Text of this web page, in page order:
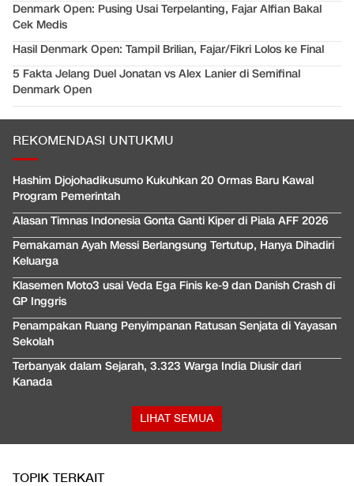
Denmark Open: Pusing Usai Terpelanting, Fajar Alfian Bakal
Cek Medis
Hasil Denmark Open: Tampil Brilian, Fajar/Fikri Lolos ke Final
5 Fakta Jelang Duel Jonatan vs Alex Lanier di Semifinal
Denmark Open
REKOMENDASI UNTUKMU
Hashim Djojohadikusumo Kukuhkan 20 Ormas Baru Kawal
Program Pemerintah
Alasan Timnas Indonesia Gonta Ganti Kiper di Piala AFF 2026
Pemakaman Ayah Messi Berlangsung Tertutup, Hanya Dihadiri
Keluarga
Klasemen Moto3 usai Veda Ega Finis ke-9 dan Danish Crash di
GP Inggris
Penampakan Ruang Penyimpanan Ratusan Senjata di Yayasan
Sekolah
Terbanyak dalam Sejarah, 3.323 Warga India Diusir dari
Kanada
LIHAT SEMUA
TOPIK TERKAIT